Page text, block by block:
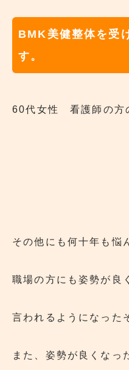
BMK美健整体を受
す。
60代女性 看護師の方
その他にも何十年も悩
職場の方にも姿勢が良
言われるようになった
また、姿勢が良くなっ